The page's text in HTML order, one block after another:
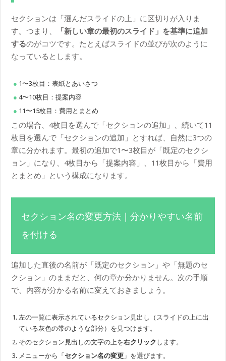
セクションは「選んだスライドの上」に区切りが入りま
す。つまり、
「新しい章の最初のスライド」を基準に追加
するのがコツです。たとえばスライドの並びが次のように
なっているとします。
1〜3枚目：表紙とあいさつ
4〜10枚目：提案内容
11〜15枚目：費用とまとめ
この場合、4枚目を選んで「セクションの追加」、続いて11
枚目を選んで「セクションの追加」とすれば、自然に3つの
章に分かれます。最初の追加で1〜3枚目が「既定のセクシ
ョン」になり、4枚目から「提案内容」、11枚目から「費用
とまとめ」という構成になります。
セクション名の変更方法｜分かりやすい名前
を付ける
追加した直後の名前が「既定のセクション」や「無題のセ
クション」のままだと、何の章か分かりません。次の手順
で、内容が分かる名前に変えておきましょう。
左の一覧に表示されているセクション見出し（スライドの上に出
ている灰色の帯のような部分）を見つけます。
そのセクション見出しの文字の上を右クリック します。
メニューから「セクション名の変更 」を選びます。